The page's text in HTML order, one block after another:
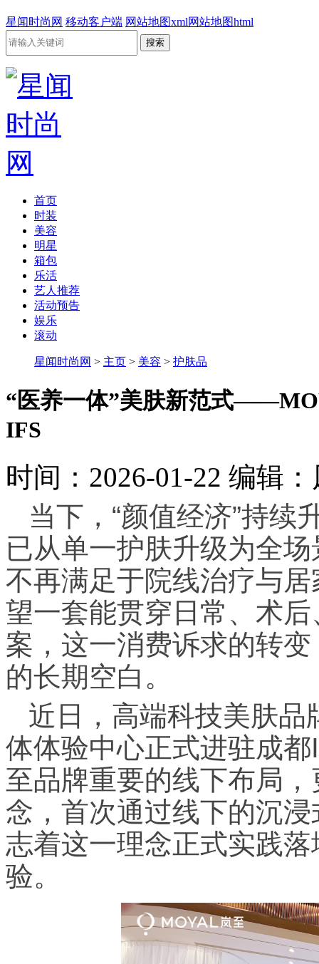
星闻时尚网 移动客户端 网站地图xml网站地图html
首页
时装
美容
明星
箱包
乐活
艺人推荐
活动预告
娱乐
滚动
星闻时尚网 > 主页 > 美容 > 护肤品
“医养一体”美肤新范式
IFS
时间：2026-01-22 编辑
当下，“颜值经济”持续
已从单一护肤升级为全
不再满足于院线治疗与
望一套能贯穿日常、术
案，这一消费诉求的转
的长期空白。
近日，高端科技美肤品
体体验中心正式进驻成
至品牌重要的线下布局，
念，首次通过线下的沉
志着这一理念正式实践
验。